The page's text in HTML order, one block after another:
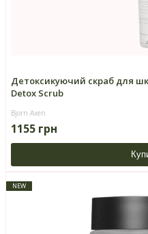
Детоксикуючий скраб для
Detox Scrub
Bjorn Axen
1155 грн
NEW